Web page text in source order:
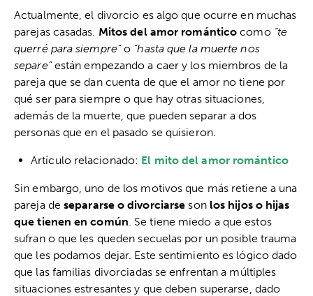
Actualmente, el divorcio es algo que ocurre en muchas
parejas casadas. Mitos del amor romántico como “te
querré para siempre”o “hasta que la muerte nos
separe”están empezando a caer y los miembros de la
pareja que se dan cuenta de que el amor no tiene por
qué ser para siempre o que hay otras situaciones,
además de la muerte, que pueden separar a dos
personas que en el pasado se quisieron.
Artículo relacionado: El mito del amor romántico
Sin embargo, uno de los motivos que más retiene a una
pareja de separarse o divorciarse son los hijos o hijas
que tienen en común. Se tiene miedo a que estos
sufran o que les queden secuelas por un posible trauma
que les podamos dejar. Este sentimiento es lógico dado
que las familias divorciadas se enfrentan a múltiples
situaciones estresantes y que deben superarse, dado